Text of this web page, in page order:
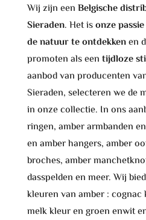
Wij zijn een Belgische
Sieraden. Het isonze
de natuur te ontdekkenen
promoten als een tijdloze
aanbod van producenten
Sieraden, selecteren we de
in onze collectie. In ons
ringen, amber armbanden
en amber hangers, amber
broches, amber
dasspelden en meer. Wij
kleuren van amber :
melk kleur en groen enwit